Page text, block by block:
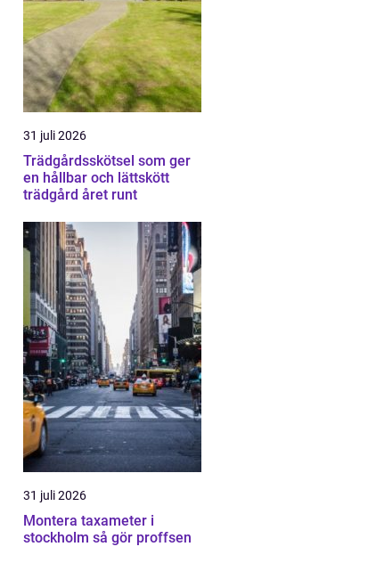
31 juli 2026
Trädgårdsskötsel som ger
en hållbar och lättskött
trädgård året runt
31 juli 2026
Montera taxameter i
stockholm så gör proffsen